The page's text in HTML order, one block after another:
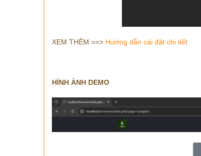
XEM THÊM ==> Hướng dẫn cài đặt chi tiết
HÌNH ẢNH DEMO